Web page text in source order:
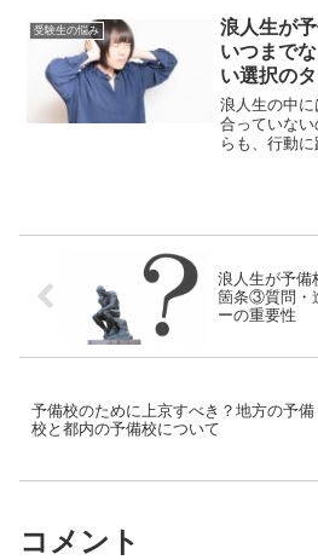
受験生の悩み
浪人生が
いつまで
い選択の
浪人生の中
合っていな
らも、行動
りません。
浪人生が予備
箇条③質問・
ーの重要性
予備校のために上京すべき？地方の予備
校と都内の予備校について
コメント